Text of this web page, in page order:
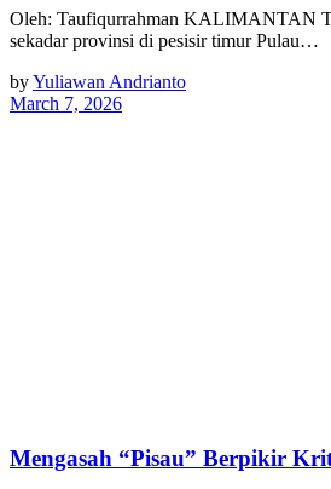
Oleh: Taufiqurrahman KALIMANTAN
sekadar provinsi di pesisir timur Pulau…
byYuliawan Andrianto
March 7, 2026
Mengasah “Pisau” Berpikir